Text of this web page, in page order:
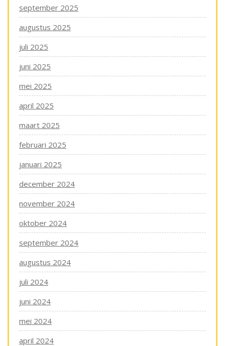
september 2025
augustus 2025
juli 2025
juni 2025
mei 2025
april 2025
maart 2025
februari 2025
januari 2025
december 2024
november 2024
oktober 2024
september 2024
augustus 2024
juli 2024
juni 2024
mei 2024
april 2024